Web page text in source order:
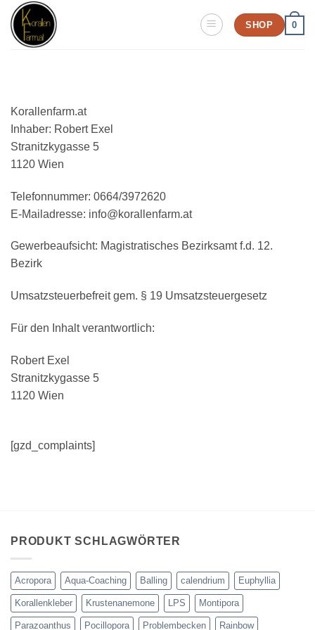
Zum
Inhalt
springen
SHOP 0
Korallenfarm.at
Inhaber: Robert Exel
Stranitzkygasse 5
1120 Wien
Telefonnummer: 0664/3972620
E-Mailadresse: info@korallenfarm.at
Gewerbeaufsicht: Magistratisches Bezirksamt f.d. 12.
Bezirk
Umsatzsteuerbefreit gem. § 19 Umsatzsteuergesetz
Für den Inhalt verantwortlich:
Robert Exel
Stranitzkygasse 5
1120 Wien
[gzd_complaints]
PRODUKT SCHLAGWÖRTER
Acropora Aqua-Coaching Balling calendrium Euphyllia
Korallenkleber Krustenanemone LPS Montipora
Parazoanthus Pocillopora Problembecken Rainbow